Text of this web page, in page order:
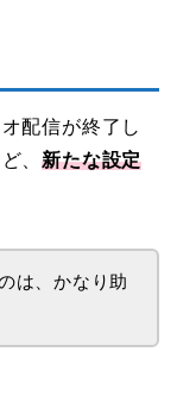
配信が終了し
、新たな設定
は、かなり助